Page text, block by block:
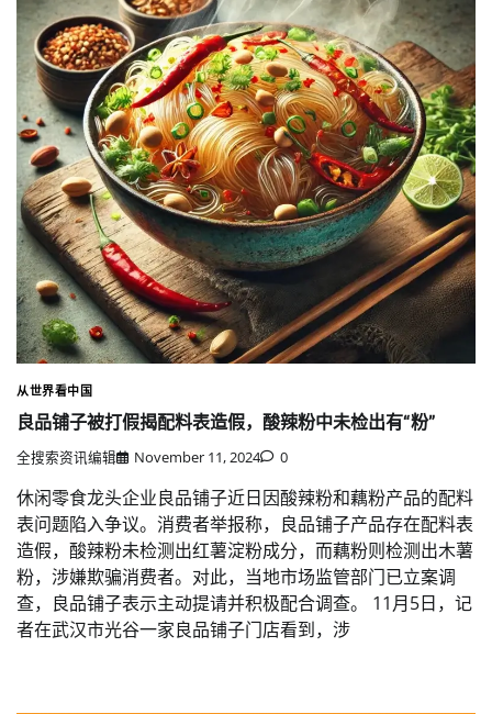
从世界看中国
良品铺子被打假揭配料表造假，酸辣粉中未检出有“粉”
全搜索资讯编辑 November 11, 2024 0
休闲零食龙头企业良品铺子近日因酸辣粉和藕粉产品的配料
表问题陷入争议。消费者举报称，良品铺子产品存在配料表
造假，酸辣粉未检测出红薯淀粉成分，而藕粉则检测出木薯
粉，涉嫌欺骗消费者。对此，当地市场监管部门已立案调
查，良品铺子表示主动提请并积极配合调查。 11月5日，记
者在武汉市光谷一家良品铺子门店看到，涉